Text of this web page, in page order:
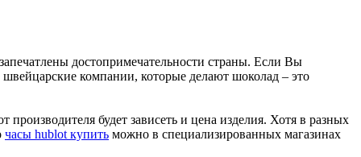
достопримечательности страны. Если Вы
компании, которые делают шоколад – это
будет зависеть и цена изделия. Хотя в разных
часы hublot купить можно в специализированных магазинах